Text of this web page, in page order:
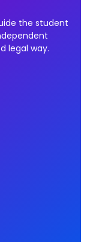
the student
legal way.